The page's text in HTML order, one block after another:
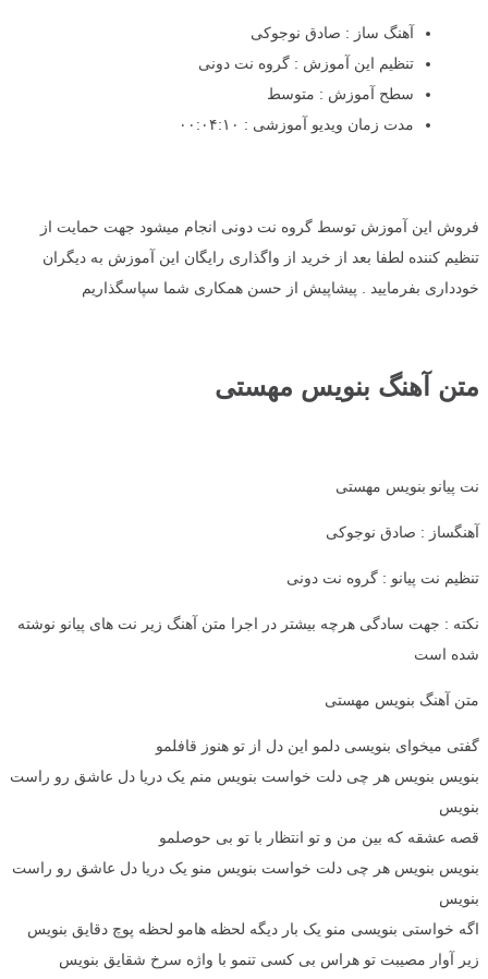
آهنگ ساز : صادق نوجوکی
تنظیم این آموزش : گروه نت دونی
سطح آموزش : متوسط
مدت زمان ویدیو آموزشی : ۰۰:۰۴:۱۰
فروش این آموزش توسط گروه نت دونی انجام میشود جهت حمایت از
تنظیم کننده لطفا بعد از خرید از واگذاری رایگان این آموزش به دیگران
خودداری بفرمایید . پیشاپیش از حسن همکاری شما سپاسگذاریم
متن آهنگ بنویس مهستی
نت پیانو بنویس مهستی
آهنگساز : صادق نوجوکی
تنظیم نت پیانو : گروه نت دونی
نکته : جهت سادگی هرچه بیشتر در اجرا متن آهنگ زیر نت های پیانو نوشته
شده است
متن آهنگ بنویس مهستی
گفتی میخوای بنویسی دلمو این دل از تو هنوز قافلمو
بنویس بنویس هر چی دلت خواست بنویس منم یک دریا دل عاشق رو راست
بنویس
قصه عشقه که بین من و تو انتظار با تو بی حوصلمو
بنویس بنویس هر چی دلت خواست بنویس منو یک دریا دل عاشق رو راست
بنویس
اگه خواستی بنویسی منو یک بار دیگه لحظه هامو لحظه پوچ دقایق بنویس
زیر آوار مصیبت تو هراس بی کسی تنمو با واژه سرخ شقایق بنویس